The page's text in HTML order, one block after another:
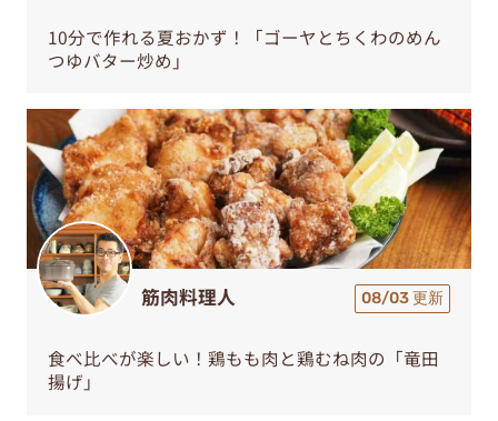
10分で作れる夏おかず！「ゴーヤとちくわのめん
つゆバター炒め」
筋肉料理人 08/03 更新
食べ比べが楽しい！鶏もも肉と鶏むね肉の「竜田
揚げ」